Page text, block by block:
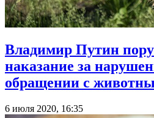
Владимир Путин
наказание за
обращении с
6 июля 2020, 16:35